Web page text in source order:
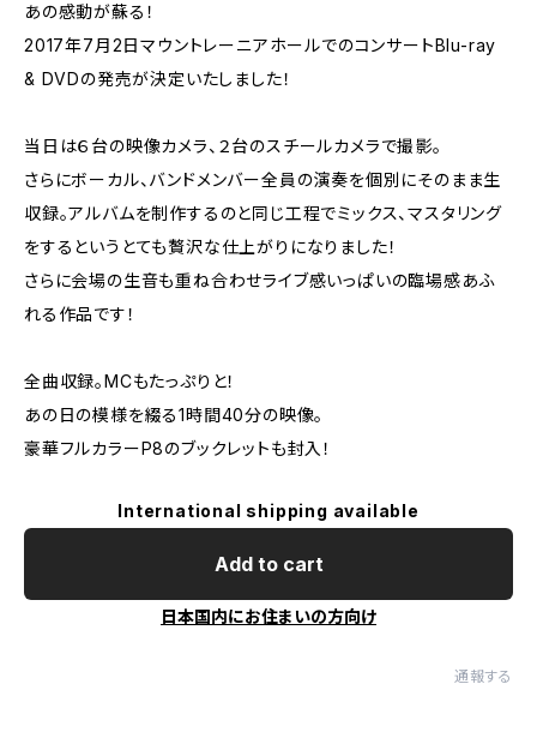
あの感動が蘇る！
2017年7月2日マウントレーニアホールでのコンサートBlu-ray
& DVDの発売が決定いたしました！
当日は６台の映像カメラ、２台のスチールカメラで撮影。
さらにボーカル、バンドメンバー全員の演奏を個別にそのまま生
収録。アルバムを制作するのと同じ工程でミックス、マスタリング
をするというとても贅沢な仕上がりになりました！
さらに会場の生音も重ね合わせライブ感いっぱいの臨場感あふ
れる作品です！
全曲収録。MCもたっぷりと！
あの日の模様を綴る1時間40分の映像。
豪華フルカラーP8のブックレットも封入！
International shipping available
Add to cart
日本国内にお住まいの方向け
通報する